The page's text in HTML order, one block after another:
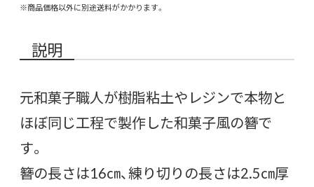
※商品価格以外に別途送料がかかります。
説明
元和菓子職人が樹脂粘土やレジンで本物と
ほぼ同じ工程で製作した和菓子風の簪で
す。
簪の長さは16㎝、練り切りの長さは2.5㎝厚